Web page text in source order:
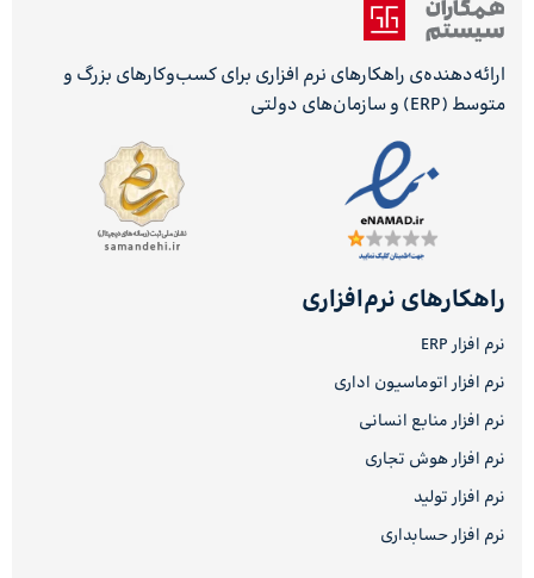
ارائه‌دهنده‌ی راهکارهای نرم افزاری برای کسب‌وکارهای بزرگ و
متوسط (ERP) و سازمان‌های دولتی
راهکارهای نرم‌افزاری
نرم افزار ERP
نرم افزار اتوماسیون اداری
نرم افزار منابع انسانی
نرم افزار هوش تجاری
نرم افزار تولید
نرم افزار حسابداری